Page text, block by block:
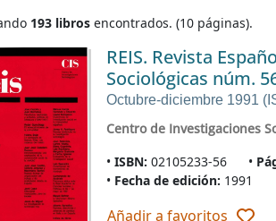
193 librosencontrados. (10 páginas).
REIS. Revista
Sociológicas núm.
Octubre-diciembre 1991
Centro de Investigaciones
ISBN: 02105233-56
Fecha de edición: 1991
Añadir a favoritos